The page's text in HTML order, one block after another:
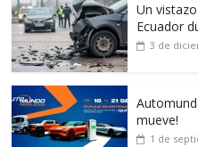
Un
Ecuador
3 de
mueve!
1 de